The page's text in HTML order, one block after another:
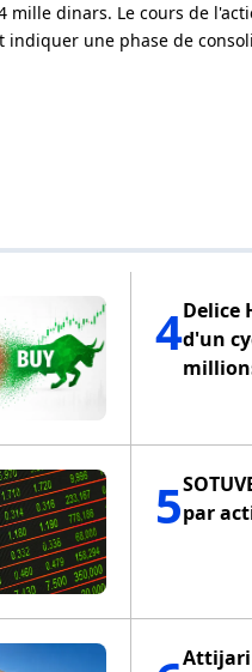
mille dinars. Le cours de
une phase de
4Delice
d'un
5par
Attijari